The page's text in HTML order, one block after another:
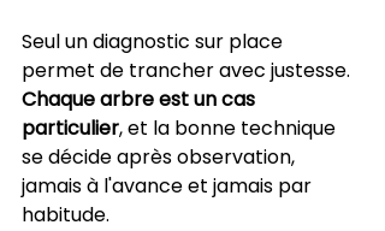
Seul un diagnostic sur place
permet de trancher avec justesse.
Chaque arbre est un cas
particulier, et la bonne technique
se décide après observation,
jamais à l'avance et jamais par
habitude.